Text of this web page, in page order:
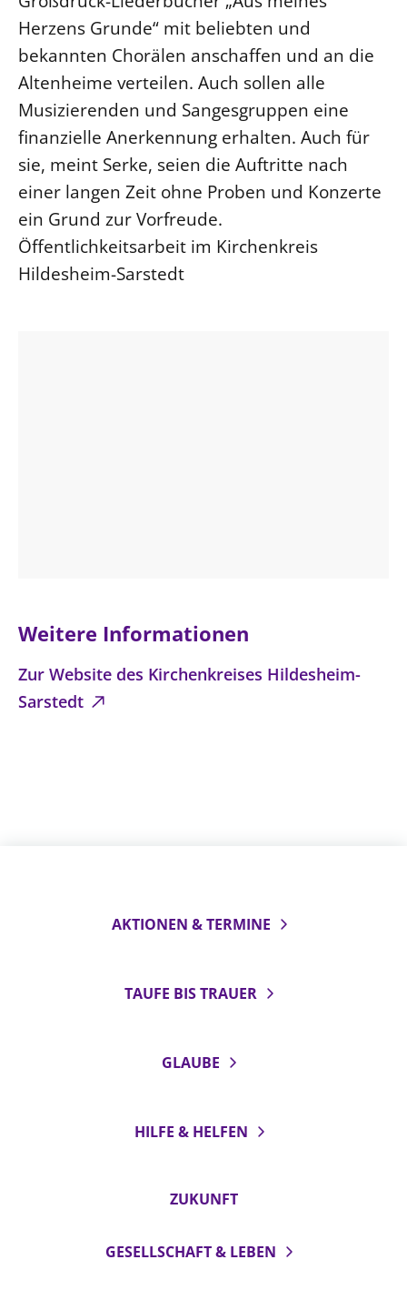
Herzens Grunde“ mit beliebten und
bekannten Chorälen anschaffen und an die
Altenheime verteilen. Auch sollen alle
Musizierenden und Sangesgruppen eine
finanzielle Anerkennung erhalten. Auch für
sie, meint Serke, seien die Auftritte nach
einer langen Zeit ohne Proben und Konzerte
ein Grund zur Vorfreude.
Öffentlichkeitsarbeit im Kirchenkreis
Hildesheim-Sarstedt
Weitere Informationen
Zur Website des Kirchenkreises Hildesheim-
Sarstedt
AKTIONEN & TERMINE
TAUFE BIS TRAUER
GLAUBE
HILFE & HELFEN
ZUKUNFT
GESELLSCHAFT & LEBEN